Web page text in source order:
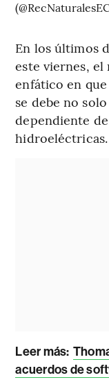
En los últimos
este viernes,
enfático en
se debe no
dependiente
hidroeléctricas.
Leer más:
acuerdos de